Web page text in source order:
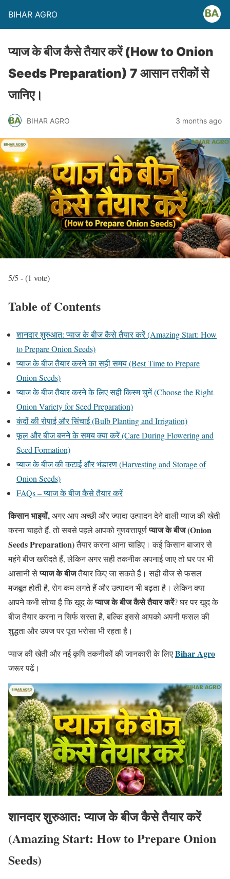
BIHAR AGRO
प्याज के बीज कैसे तैयार करें (How to Onion
Seeds Preparation) 7 आसान तरीकों से
जानिए।
BIHAR AGRO 3 months ago
5/5 - (1 vote)
Table of Contents
शानदार शुरुआत: प्याज के बीज कैसे तैयार करें (Amazing Start: How
to Prepare Onion Seeds)
प्याज के बीज तैयार करने का सही समय (Best Time to Prepare
Onion Seeds)
प्याज के बीज तैयार करने के लिए सही किस्म चुनें (Choose the Right
Onion Variety for Seed Preparation)
कंदों की रोपाई और सिंचाई (Bulb Planting and Irrigation)
फूल और बीज बनने के समय क्या करें (Care During Flowering and
Seed Formation)
प्याज के बीज की कटाई और भंडारण (Harvesting and Storage of
Onion Seeds)
FAQs – प्याज के बीज कैसे तैयार करें
किसान भाइयों,अगर आप अच्छी और ज्यादा उत्पादन देने वाली प्याज की खेती
करना चाहते हैं, तो सबसे पहले आपको गुणवत्तापूर्णप्याज के बीज (Onion
Seeds Preparation)तैयार करना आना चाहिए। कई किसान बाजार से
महंगे बीज खरीदते हैं, लेकिन अगर सही तकनीक अपनाई जाए तो घर पर भी
आसानी सेप्याज के बीजतैयार किए जा सकते हैं। सही बीज से फसल
मजबूत होती है, रोग कम लगते हैं और उत्पादन भी बढ़ता है। लेकिन क्या
आपने कभी सोचा है कि खुद केप्याज के बीज कैसे तैयार करें? घर पर खुद के
बीज तैयार करना न सिर्फ सस्ता है, बल्कि इससे आपको अपनी फसल की
शुद्धता और उपज पर पूरा भरोसा भी रहता है।
प्याज की खेती और नई कृषि तकनीकों की जानकारी के लिएBihar Agro
जरूर पढ़ें।
शानदार शुरुआत: प्याज के बीज कैसे तैयार करें
(Amazing Start: How to Prepare Onion
Seeds)